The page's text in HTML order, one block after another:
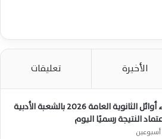
الأخيرة تعليقات
أسماء أوائل الثانوية العامة 2026 بالشعبة الأدبية
النتيجة رسميًا اليوم